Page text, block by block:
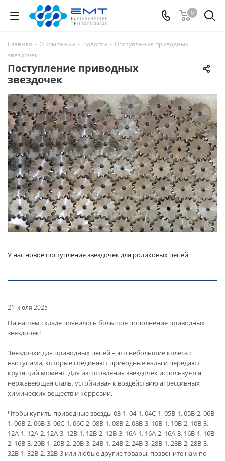
0
Главная - О компании - Новости - Поступление приводных
звездочек
Поступление приводных
звездочек
У нас новое поступление звездочек для роликовых цепей
21 июля 2025
На нашем складе появилось большое пополнение приводных
звездочек!
Звездочки для приводных цепей – это небольшие колеса с
выступами, которые соединяют приводные валы и передают
крутящий момент. Для изготовления звездочек используется
нержавеющая сталь, устойчивая к воздействию агрессивных
химических веществ и коррозии.
Чтобы купить приводные звезды 03-1, 04-1, 04C-1, 05B-1, 05B-2, 06B-
1, 06B-2, 06B-3, 06C-1, 06C-2, 08B-1, 08B-2, 08B-3, 10B-1, 10B-2, 10B-3,
12A-1, 12A-2, 12A-3, 12B-1, 12B-2, 12B-3, 16A-1, 16A-2, 16A-3, 16B-1, 16B-
2, 16B-3, 20B-1, 20B-2, 20B-3, 24B-1, 24B-2, 24B-3, 28B-1, 28B-2, 28B-3,
32B-1, 32B-2, 32B-3 или любые другие товары, позвоните нам по